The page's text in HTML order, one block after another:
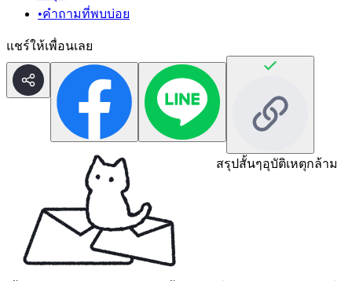
•คำถามที่พบบ่อย
แชร์ให้เพื่อนเลย
สรุปสั้นๆอุบัติเหตุกล้าม